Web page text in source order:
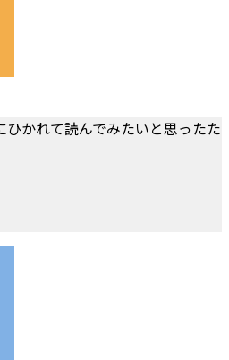
かれて読んでみたいと思ったた